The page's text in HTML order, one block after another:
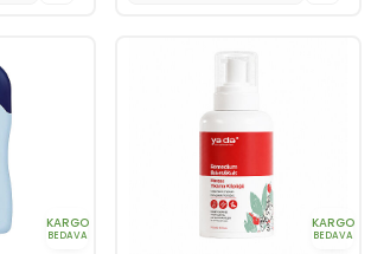
KARGO
BEDAVA
KARGO
BEDAVA